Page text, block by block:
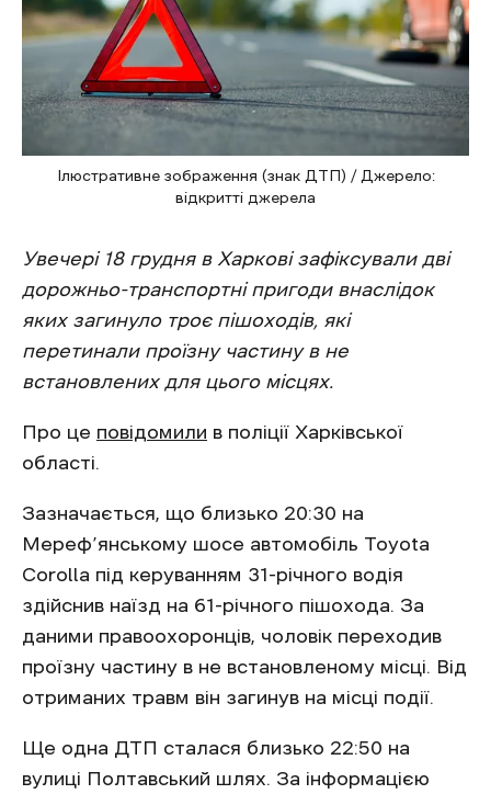
Ілюстративне зображення (знак ДТП) / Джерело:
відкритті джерела
Увечері 18 грудня в Харкові зафіксували дві
дорожньо-транспортні пригоди внаслідок
яких загинуло троє пішоходів, які
перетинали проїзну частину в не
встановлених для цього місцях.
Про це повідомили в поліції Харківської
області.
Зазначається, що близько 20:30 на
Мереф’янському шосе автомобіль Toyota
Corolla під керуванням 31-річного водія
здійснив наїзд на 61-річного пішохода. За
даними правоохоронців, чоловік переходив
проїзну частину в не встановленому місці. Від
отриманих травм він загинув на місці події.
Ще одна ДТП сталася близько 22:50 на
вулиці Полтавський шлях. За інформацією